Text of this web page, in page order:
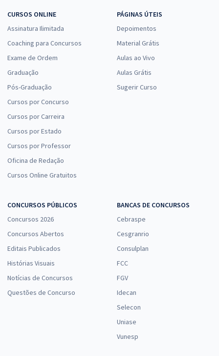
CURSOS ONLINE
Assinatura Ilimitada
Coaching para Concursos
Exame de Ordem
Graduação
Pós-Graduação
Cursos por Concurso
Cursos por Carreira
Cursos por Estado
Cursos por Professor
Oficina de Redação
Cursos Online Gratuitos
PÁGINAS ÚTEIS
Depoimentos
Material Grátis
Aulas ao Vivo
Aulas Grátis
Sugerir Curso
CONCURSOS PÚBLICOS
Concursos 2026
Concursos Abertos
Editais Publicados
Histórias Visuais
Notícias de Concursos
Questões de Concurso
BANCAS DE CONCURSOS
Cebraspe
Cesgranrio
Consulplan
FCC
FGV
Idecan
Selecon
Uniase
Vunesp